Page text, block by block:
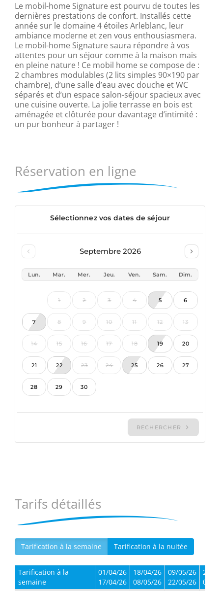
Le mobil-home Signature est pourvu de toutes les
dernières prestations de confort. Installés cette
année sur le domaine 4 étoiles Arleblanc, leur
ambiance moderne et zen vous enthousiasmera.
Le mobil-home Signature saura répondre à vos
attentes pour un séjour comme à la maison mais
en pleine nature ! Ce mobil home se compose de :
2 chambres modulables (2 lits simples 90×190 par
chambre), d’une salle d’eau avec douche et WC
séparés et d’un espace salon-séjour spacieux avec
une cuisine ouverte. La jolie terrasse en bois est
aménagée et clôturée pour davantage d’intimité :
un pur bonheur à partager !
Réservation en ligne
Tarifs détaillés
Tarification à la semaine Tarification à la nuitée
Tarification à la
semaine
01/04/26
17/04/26
18/04/26
08/05/26
09/05/26
22/05/26
23/
05/